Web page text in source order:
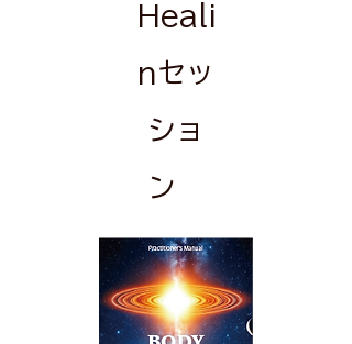
Heali
nセッ
ショ
ン